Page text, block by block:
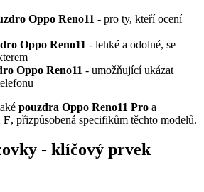
Oppo Reno11 - pro ty, kteří ocení
Oppo Reno11 - lehké a odolné, se
Oppo Reno11 - umožňující ukázat
pouzdra Oppo Reno11 Pro a
F, přizpůsobená specifikům těchto modelů.
- klíčový prvek